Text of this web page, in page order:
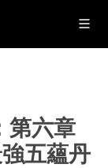
第六章
五蘊丹